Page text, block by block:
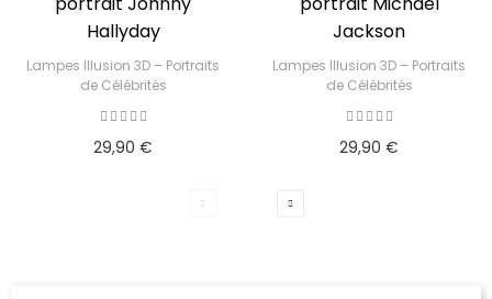
Hallyday
Lampes Illusion 3D – Portraits
de Célébrités
29,90 €
Jackson
Lampes Illusion 3D – Portraits
de Célébrités
29,90 €